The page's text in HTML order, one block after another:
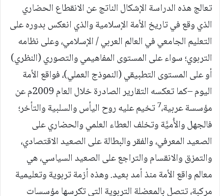
تعالج هذه الدراسة الإشكال الناتج عن الانقطاع الحضاري
الذي وقع في تاريخ الأمة الإسلامية والذي انعكس بدوره على
التعليم الجامعي في العالم العربي / الإسلامي، وعلى نظامه
التربوي؛ سواء على المستوى المفاهيمي والتصوري (النظري)
أو على المستوى التطبيقي (النموذج العملي)، فواقع الأمة
اليوم –كما تعكسه التقارير الصادرة خلال العام 2009م عن
مؤسسة عربية،7تخيم عليه روح اليأس والسلبية والتأخر؛
فالجهل والأُميَّة وتخلف العطاء العلمي والحضاري على
الصعيد المعرفي، والفقر والبطالة على الصعيد الاقتصادي،
والتمزق والانقسام والتراجع على الصعيد السياسي، هي
معالم واقع الأمة منذ أمد بعيد. وهذه أزمة تربوية وتعليمية
مركبة، تتصل بالمعضلة التربوية التي تكرسها مؤسسات